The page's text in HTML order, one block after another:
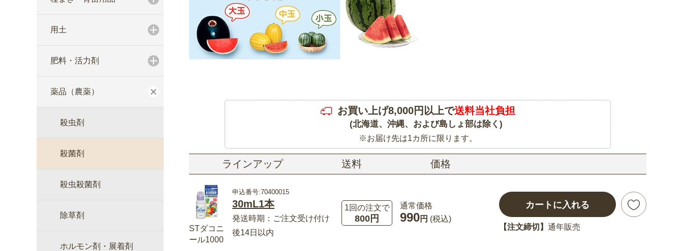
用土
肥料・活力剤
薬品（農薬）
殺虫剤
殺菌剤
殺虫殺菌剤
除草剤
ホルモン剤・展着剤
お買い上げ8,000円以上で送料当社負担
(北海道、沖縄、および島しょ部は除く)
※お届け先は1カ所に限ります。
ラインアップ 送料 価格
STダコニ
ール1000
申込番号:70400015
30mL1本
発送時期：ご注文受け付け
後14日以内
1回の注文で
800円
通常価格
990円 (税込)
カートに入れる
【注文締切】 通年販売